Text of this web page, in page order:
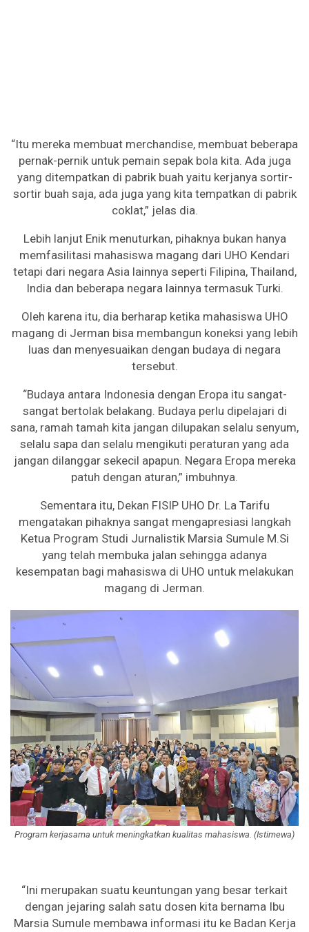
“Itu mereka membuat merchandise, membuat beberapa
pernak-pernik untuk pemain sepak bola kita. Ada juga
yang ditempatkan di pabrik buah yaitu kerjanya sortir-
sortir buah saja, ada juga yang kita tempatkan di pabrik
coklat,” jelas dia.
Lebih lanjut Enik menuturkan, pihaknya bukan hanya
memfasilitasi mahasiswa magang dari UHO Kendari
tetapi dari negara Asia lainnya seperti Filipina, Thailand,
India dan beberapa negara lainnya termasuk Turki.
Oleh karena itu, dia berharap ketika mahasiswa UHO
magang di Jerman bisa membangun koneksi yang lebih
luas dan menyesuaikan dengan budaya di negara
tersebut.
“Budaya antara Indonesia dengan Eropa itu sangat-
sangat bertolak belakang. Budaya perlu dipelajari di
sana, ramah tamah kita jangan dilupakan selalu senyum,
selalu sapa dan selalu mengikuti peraturan yang ada
jangan dilanggar sekecil apapun. Negara Eropa mereka
patuh dengan aturan,” imbuhnya.
Sementara itu, Dekan FISIP UHO Dr. La Tarifu
mengatakan pihaknya sangat mengapresiasi langkah
Ketua Program Studi Jurnalistik Marsia Sumule M.Si
yang telah membuka jalan sehingga adanya
kesempatan bagi mahasiswa di UHO untuk melakukan
magang di Jerman.
Program kerjasama untuk meningkatkan kualitas mahasiswa. (Istimewa)
“Ini merupakan suatu keuntungan yang besar terkait
dengan jejaring salah satu dosen kita bernama Ibu
Marsia Sumule membawa informasi itu ke Badan Kerja